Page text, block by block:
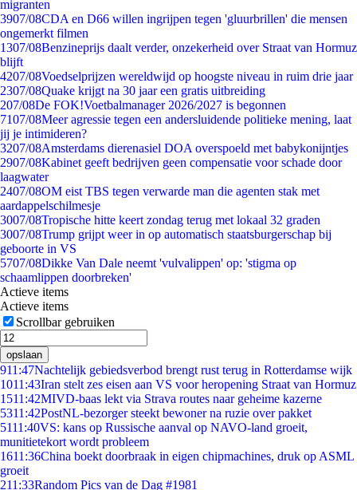
migranten
3907/08CDA en D66 willen ingrijpen tegen 'gluurbrillen' die mensen
ongemerkt filmen
1307/08Benzineprijs daalt verder, onzekerheid over Straat van Hormuz
blijft
4207/08Voedselprijzen wereldwijd op hoogste niveau in ruim drie jaar
2307/08Quake krijgt na 30 jaar een gratis uitbreiding
207/08De FOK!Voetbalmanager 2026/2027 is begonnen
7107/08Meer agressie tegen een andersluidende politieke mening, laat
jij je intimideren?
3207/08Amsterdams dierenasiel DOA overspoeld met babykonijntjes
2907/08Kabinet geeft bedrijven geen compensatie voor schade door
laagwater
2407/08OM eist TBS tegen verwarde man die agenten stak met
aardappelschilmesje
3007/08Tropische hitte keert zondag terug met lokaal 32 graden
3007/08Trump grijpt weer in op automatisch staatsburgerschap bij
geboorte in VS
5707/08Dikke Van Dale neemt 'vulvalippen' op: 'stigma op
schaamlippen doorbreken'
Actieve items
Actieve items
Scrollbar gebruiken
opslaan
911:47Nachtelijk gebiedsverbod brengt rust terug in Rotterdamse wijk
1011:43Iran stelt zes eisen aan VS voor heropening Straat van Hormuz
1511:42MIVD-baas lekt via Strava routes naar geheime kazerne
5311:42PostNL-bezorger steekt bewoner na ruzie over pakket
5111:40VS: kans op Russische aanval op NAVO-land groeit,
munitietekort wordt probleem
1611:36China boekt doorbraak in eigen chipmachines, druk op ASML
groeit
211:33Random Pics van de Dag #1981